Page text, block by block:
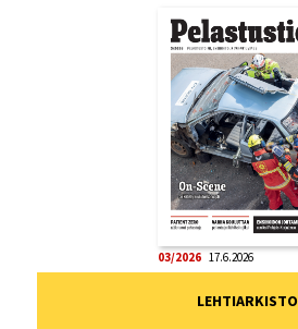
03/2026 17.6.2026
LEHTIARKISTO